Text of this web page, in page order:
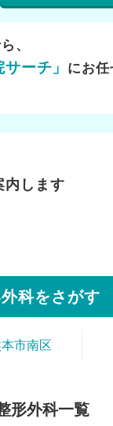
、
ーチ」
にお任
内します
科をさがす
市南区
形外科一覧